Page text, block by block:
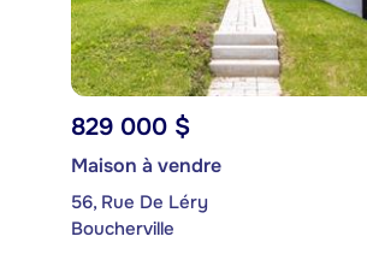
829 000 $
Maison à vendre
56, Rue De Léry
Boucherville